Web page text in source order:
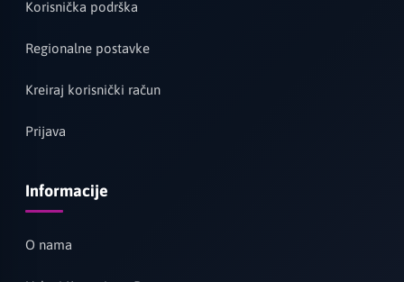
Korisnička podrška
Regionalne postavke
Kreiraj korisnički račun
Prijava
Informacije
O nama